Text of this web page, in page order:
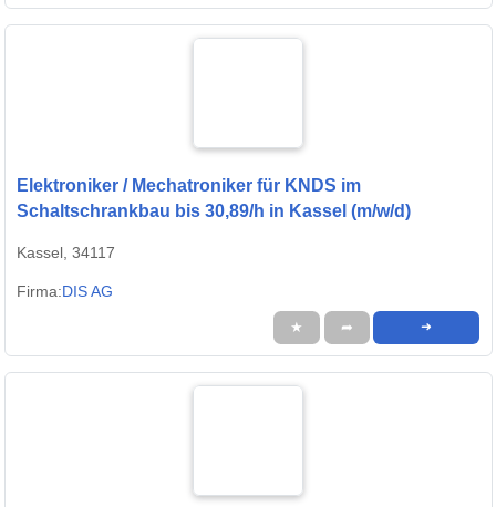
Elektroniker / Mechatroniker für KNDS im
Schaltschrankbau bis 30,89/h in Kassel (m/w/d)
Kassel, 34117
Firma:DIS AG
★ ➦ ➜